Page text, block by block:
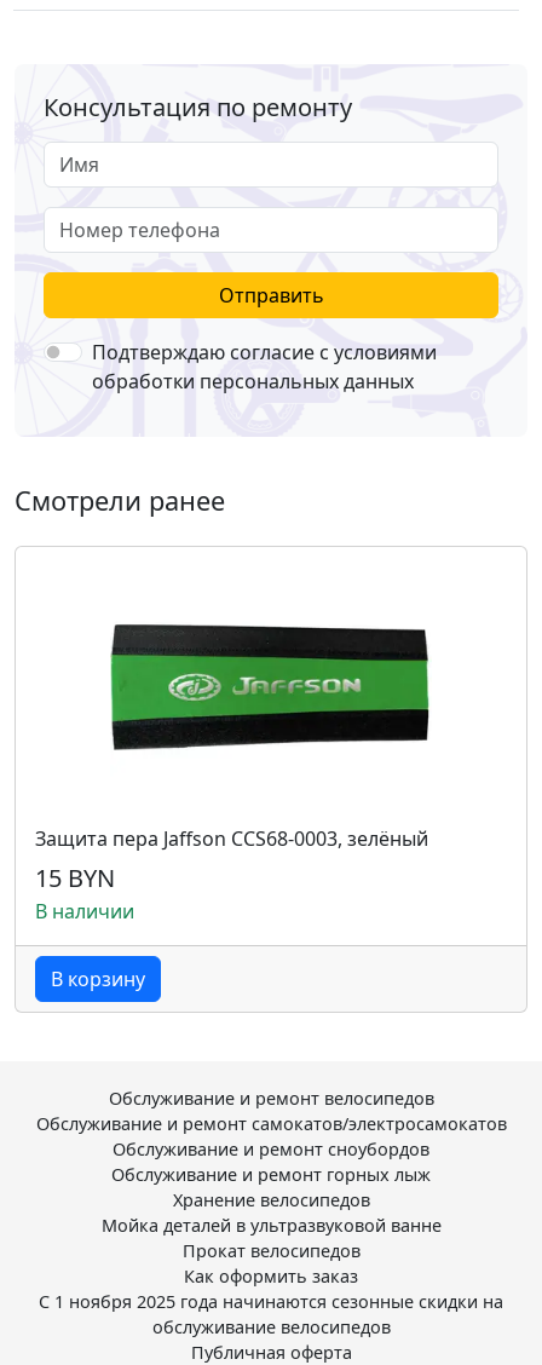
Консультация по ремонту
Имя
Номер телефона
Отправить
Подтверждаю согласие с условиями
обработки персональных данных
Смотрели ранее
Защита пера Jaffson CCS68-0003, зелёный
15 BYN
В наличии
В корзину
Обслуживание и ремонт велосипедов
Обслуживание и ремонт самокатов/электросамокатов
Обслуживание и ремонт сноубордов
Обслуживание и ремонт горных лыж
Хранение велосипедов
Мойка деталей в ультразвуковой ванне
Прокат велосипедов
Как оформить заказ
С 1 ноября 2025 года начинаются сезонные скидки на
обслуживание велосипедов
Публичная оферта